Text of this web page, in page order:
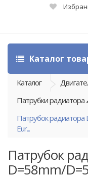
Каталог
Каталог
Патрубки радиатора
Патрубок
Eur...
Патрубок
D=58mm/